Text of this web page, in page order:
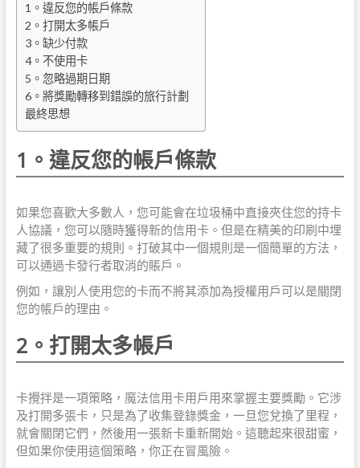
1。違反您的帳戶條款
2。打開太多帳戶
3。缺少付款
4。不使用卡
5。忽略過期日期
6。將獎勵轉移到錯誤的旅行計劃
最終思想
1。違反您的帳戶條款
如果您喜歡大多數人，您可能會在垃圾桶中直接夾住您的持卡
人協議，您可以隨時獲得新的信用卡。但是在精美的印刷中埋
藏了很多重要的規則。打破其中一個規則是一個簡單的方法，
可以通過卡發行者取消的賬戶。
例如，讓別人使用您的卡而不將其添加為授權用戶可以是關閉
您的帳戶的理由。
2。打開太多帳戶
卡攪拌是一項策略，魔法信用卡用戶用來掌握主要獎勵。它涉
及打開多張卡，只是為了收集登錄獎金，一旦您兌換了里程，
就會關閉它們，然後用一張新卡重新開始。這聽起來很甜蜜，
但如果你使用這個策略，你正在冒風險。